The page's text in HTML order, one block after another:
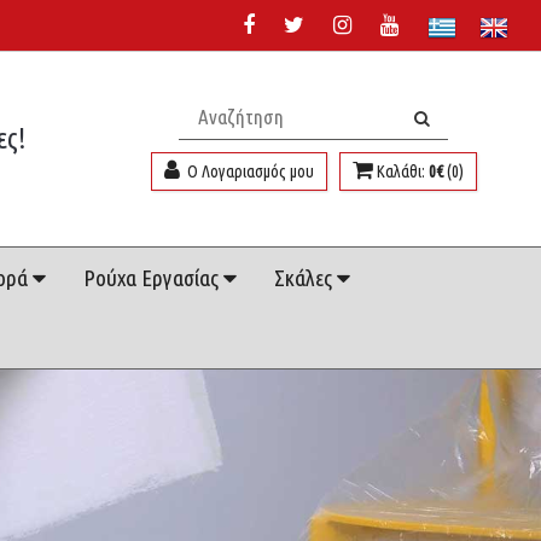
Ο Λογαριασμός μου Καλάθι: 0€(0)
Ρούχα Εργασίας Σκάλες